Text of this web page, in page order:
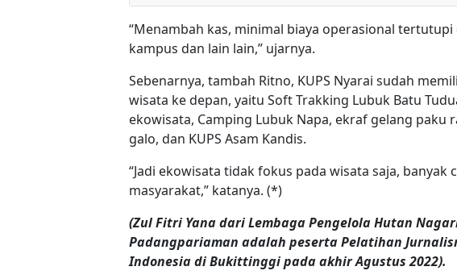
“Menambah kas, minimal biaya operasional
kampus dan lain lain,” ujarnya.
Sebenarnya, tambah Ritno, KUPS Nyarai sudah
wisata ke depan, yaitu Soft Trakking Lubuk Batu
ekowisata, Camping Lubuk Napa, ekraf gelang paku
galo, dan KUPS Asam Kandis.
“Jadi ekowisata tidak fokus pada wisata saja,
masyarakat,” katanya. (*)
(Zul Fitri Yana dari Lembaga Pengelola Hutan
Padangpariaman adalah peserta Pelatihan
Indonesia di Bukittinggi pada akhir Agustus 2022).